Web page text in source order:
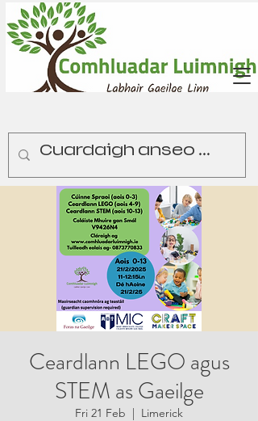
Ceardlann LEGO agus
STEM as Gaeilge
Fri 21 Feb
  |
Limerick